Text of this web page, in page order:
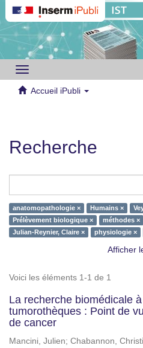
Toggle
navigation
Accueil iPubli
Recherche
anatomopathologie × Humains ×
Prélèvement biologique ×
méthodes ×
Julian-Reynier, Claire ×
physiologie ×
Afficher
Voici les éléments 1-1 de 1
La recherche biomédicale à
tumorothèques : Point de
de cancer
Mancini, Julien; Chabannon,